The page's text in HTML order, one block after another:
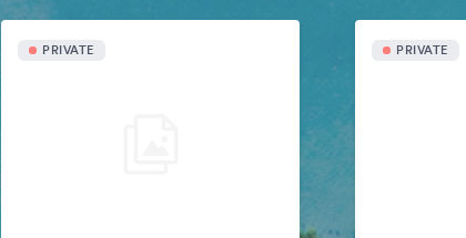
PRIVATE PRIVATE